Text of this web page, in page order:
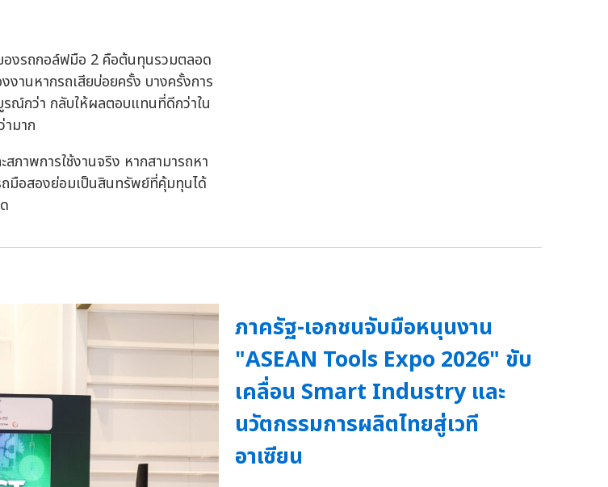
ของรถกอล์ฟมือ 2 คือต้นทุนรวมตลอด
งานหากรถเสียบ่อยครั้ง บางครั้งการ
ณ์กว่า กลับให้ผลตอบแทนที่ดีกว่าใน
ามาก
ภาพการใช้งานจริง หากสามารถหา
มือสองย่อมเป็นสินทรัพย์ที่คุ้มทุนได้
ภาครัฐ-เอกชนจับมือหนุนงาน
"ASEAN Tools Expo 2026" ขับ
เคลื่อน Smart Industry และ
นวัตกรรมการผลิตไทยสู่เวที
อาเซียน